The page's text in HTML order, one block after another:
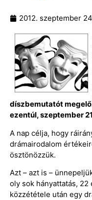
2012. szeptember
díszbemutatót
ezentúl, szeptember
A nap célja, hogy
drámairodalom
ösztönözzük.
Azt – azt is –
oly sok hányattatás,
közzététele után egy